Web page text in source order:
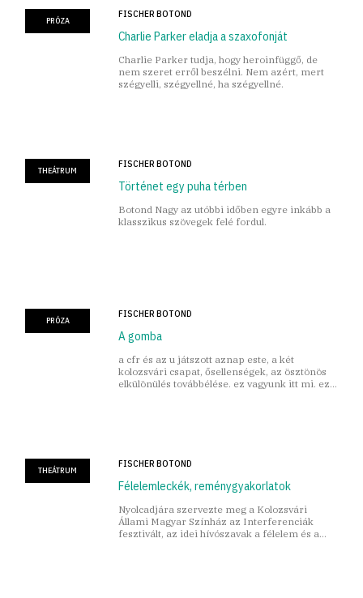
PRÓZA
FISCHER BOTOND
Charlie Parker eladja a szaxofonját
Charlie Parker tudja, hogy heroinfüggő, de
nem szeret erről beszélni. Nem azért, mert
szégyelli, szégyellné, ha szégyellné.
THEÁTRUM
FISCHER BOTOND
Történet egy puha térben
Botond Nagy az utóbbi időben egyre inkább a
klasszikus szövegek felé fordul.
PRÓZA
FISCHER BOTOND
A gomba
a cfr és az u játszott aznap este, a két
kolozsvári csapat, ősellenségek, az ösztönös
elkülönülés továbbélése. ez vagyunk itt mi. ez
THEÁTRUM
FISCHER BOTOND
Félelemleckék, reménygyakorlatok
Nyolcadjára szervezte meg a Kolozsvári
Állami Magyar Színház az Interferenciák
fesztivált, az idei hívószavak a félelem és a